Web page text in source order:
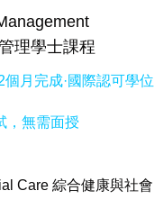
理學士課程
月完成·國際認可學位
，無需面授
Care 綜合健康與社會